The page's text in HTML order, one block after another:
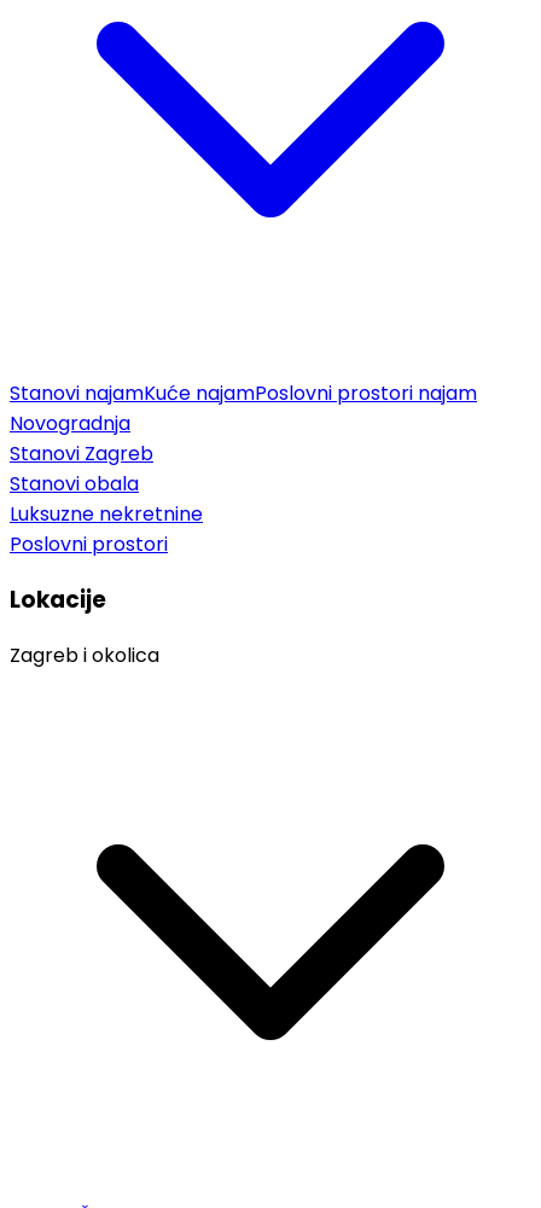
Stanovi najamKuće najamPoslovni prostori najam
Novogradnja
Stanovi Zagreb
Stanovi obala
Luksuzne nekretnine
Poslovni prostori
Lokacije
Zagreb i okolica